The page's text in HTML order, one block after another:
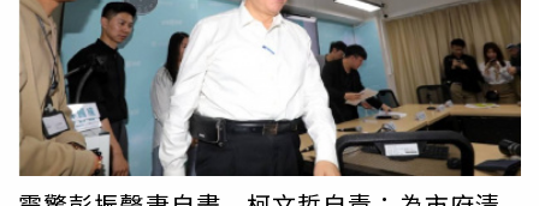
林女頭部遭二度輾壓，這不是職業駕駛會做的事，甚至連一
般人都做不到，顯有殺人的未必故意，要求法官變更起訴法
條為殺人罪。林母泣不成聲表達意見時說，自己沒什麼開車
經驗，卻明白撞到人、貓、狗都要下車查看，他（施姓司
機）只看到女兒一隻手在輪胎後面，不確定身體其他部位，
就前進2次、倒車1次，還說是想盡快移開車，他是神嗎？女
兒遺體經整理師整理，臉都還是歪七扭八的，「你跟我說這